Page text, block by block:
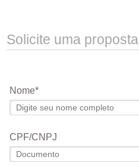
Solicite uma proposta
Nome
CPF/CNPJ